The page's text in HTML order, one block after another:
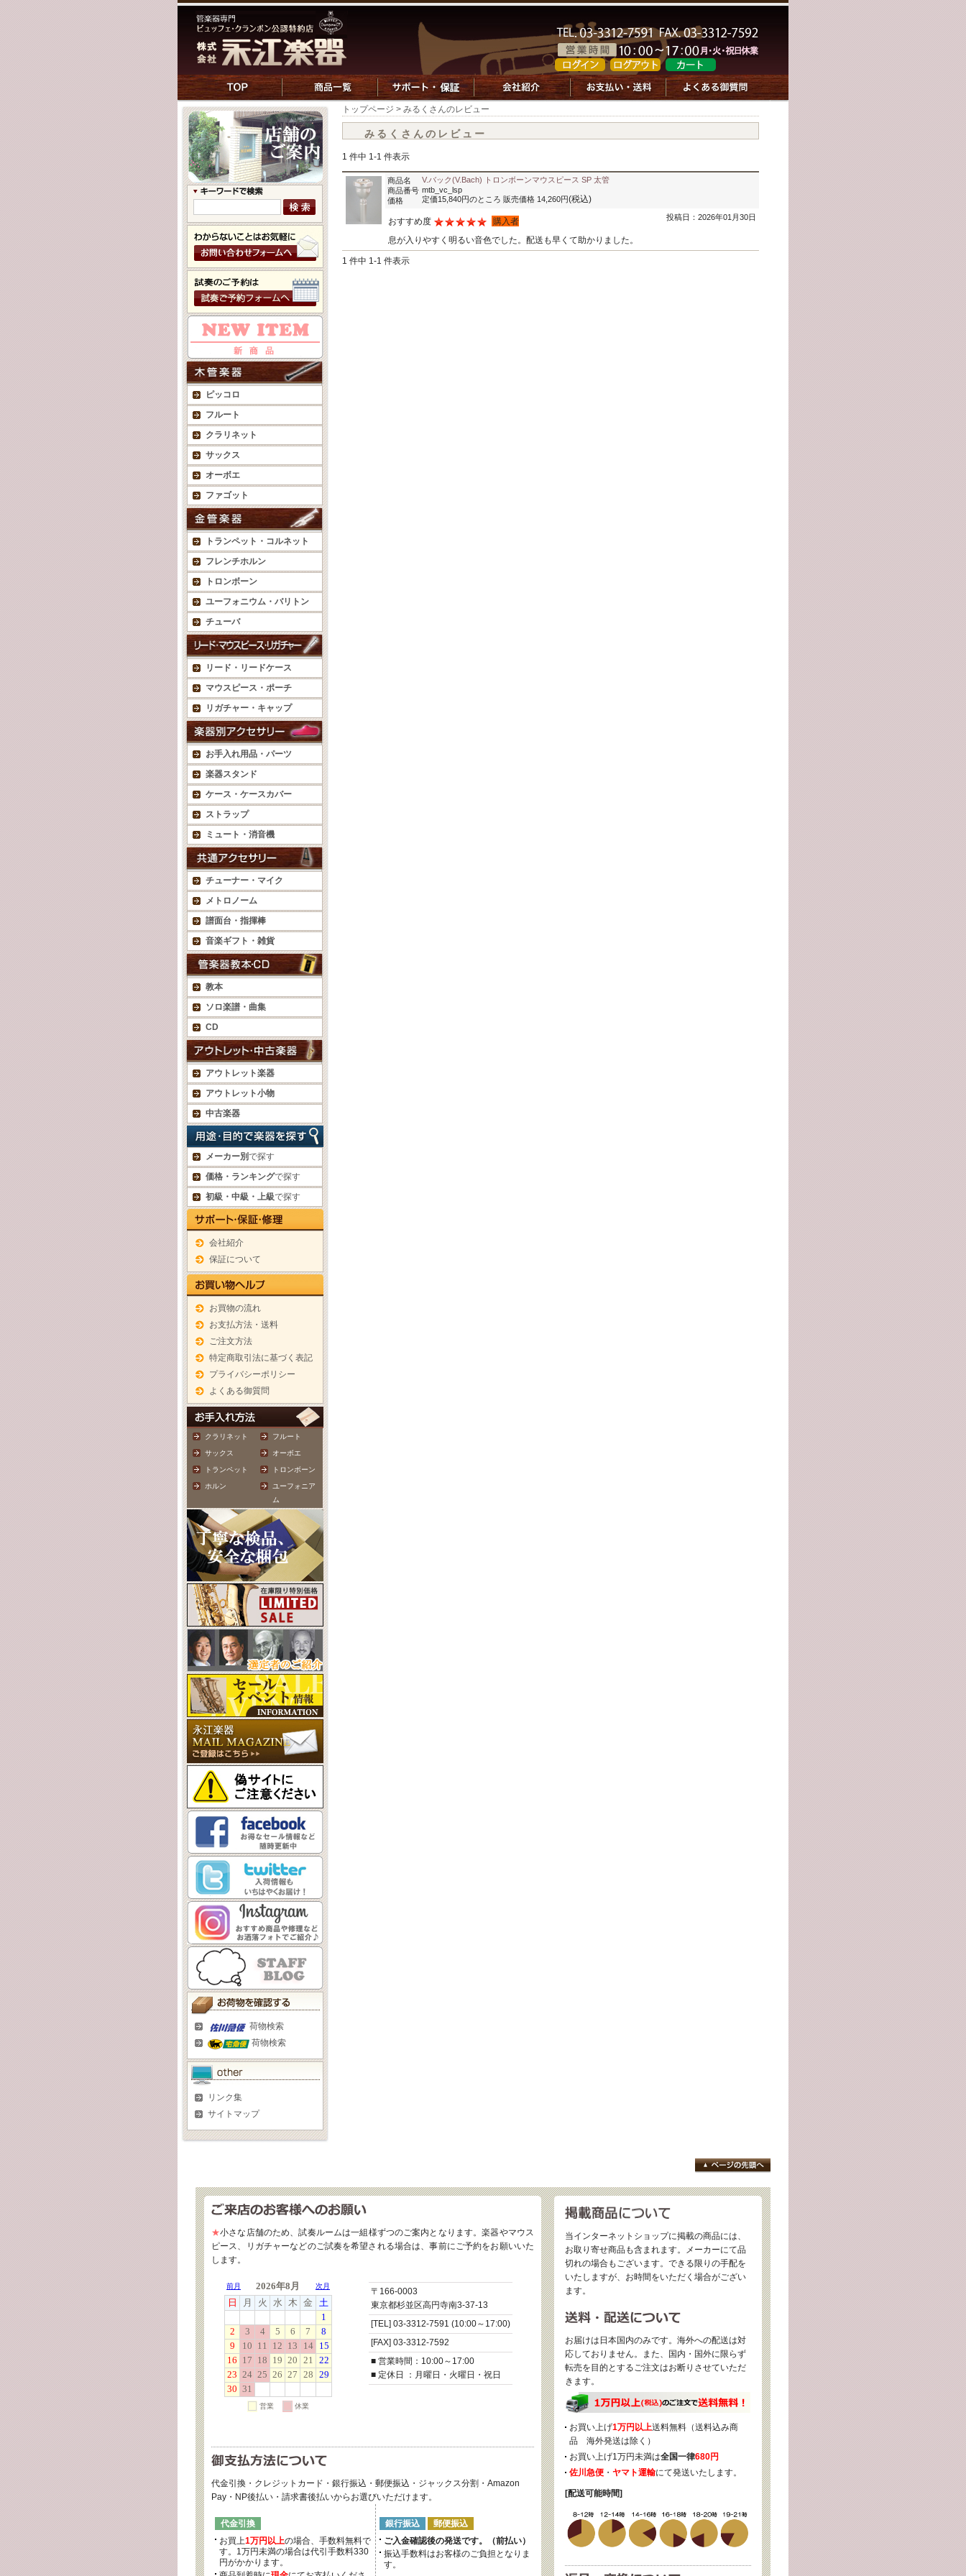
ピッコロ
フルート
クラリネット
サックス
オーボエ
ファゴット
トランペット・コルネット
フレンチホルン
トロンボーン
ユーフォニウム・バリトン
チューバ
リード・リードケース
マウスピース・ポーチ
リガチャー・キャップ
お手入れ用品・パーツ
楽器スタンド
ケース・ケースカバー
ストラップ
ミュート・消音機
チューナー・マイク
メトロノーム
譜面台・指揮棒
音楽ギフト・雑貨
教本
ソロ楽譜・曲集
CD
アウトレット楽器
アウトレット小物
中古楽器
メーカー別で探す
価格・ランキングで探す
初級・中級・上級で探す
会社紹介
保証について
お買物の流れ
お支払方法・送料
ご注文方法
特定商取引法に基づく表記
プライバシーポリシー
よくある御質問
クラリネット フルート
サックス オーボエ
トランペット トロンボーン
ホルン
ユーフォニア
ム
荷物検索
荷物検索
リンク集
サイトマップ
トップページ > みるくさんのレビュー
みるくさんのレビュー
1 件中 1-1 件表示
商品名
V.バック(V.Bach) トロンボーンマウスピース SP 太管
商品番号 mtb_vc_lsp
価格
定価15,840円のところ 販売価格 14,260円(税込)
投稿日：2026年01月30日
おすすめ度
購入者
息が入りやすく明るい音色でした。配送も早くて助かりました。
1 件中 1-1 件表示
★小さな店舗のため、試奏ルームは一組様ずつのご案内となります。楽器やマウス
ピース、リガチャーなどのご試奏を希望される場合は、事前にご予約をお願いいた
します。
〒166-0003
東京都杉並区高円寺南3-37-13
[TEL] 03-3312-7591 (10:00～17:00)
[FAX] 03-3312-7592
■ 営業時間：10:00～17:00
■ 定休日 ：月曜日・火曜日・祝日
代金引換・クレジットカード・銀行振込・郵便振込・ジャックス分割・Amazon
Pay・NP後払い・請求書後払いからお選びいただけます。
代金引換
お買上1万円以上の場合、手数料無料で
す。1万円未満の場合は代引手数料330
円がかかります。
銀行振込
郵便振込
ご入金確認後の発送です。（前払い）
振込手数料はお客様のご負担となりま
す。
当インターネットショップに掲載の商品には、
お取り寄せ商品も含まれます。メーカーにて品
切れの場合もございます。できる限りの手配を
いたしますが、お時間をいただく場合がござい
ます。
お届けは日本国内のみです。海外への配送は対
応しておりません。また、国内・国外に限らず
転売を目的とするご注文はお断りさせていただ
きます。
お買い上げ1万円以上送料無料（送料込み商
品 海外発送は除く）
お買い上げ1万円未満は全国一律680円
佐川急便 ・ ヤマト運輸にて発送いたします。
[配送可能時間]